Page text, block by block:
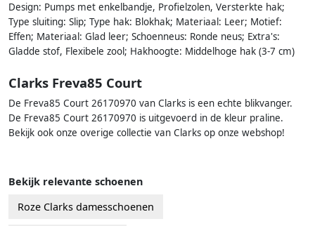
Design: Pumps met enkelbandje, Profielzolen, Versterkte hak;
Type sluiting: Slip; Type hak: Blokhak; Materiaal: Leer; Motief:
Effen; Materiaal: Glad leer; Schoenneus: Ronde neus; Extra's:
Gladde stof, Flexibele zool; Hakhoogte: Middelhoge hak (3-7 cm)
Clarks Freva85 Court
De Freva85 Court 26170970 van Clarks is een echte blikvanger.
De Freva85 Court 26170970 is uitgevoerd in de kleur praline.
Bekijk ook onze overige collectie van Clarks op onze webshop!
Bekijk relevante schoenen
Roze Clarks damesschoenen